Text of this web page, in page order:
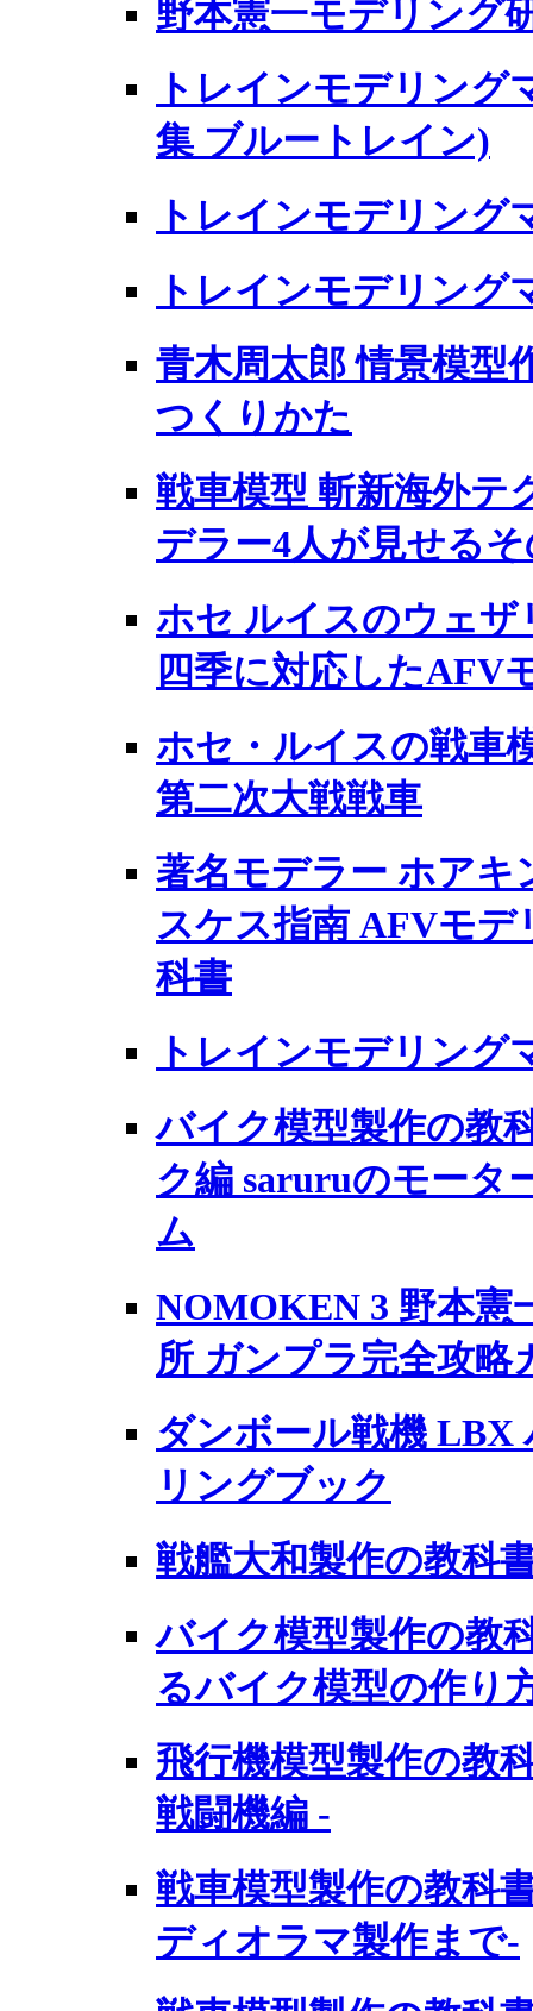
野本憲一モデリング
トレインモデリング
集 ブルートレイン)
トレインモデリング
トレインモデリング
青木周太郎 情景模型
つくりかた
戦車模型 斬新海外テ
デラー4人が見せる
ホセ ルイスのウェ
四季に対応したAFV
ホセ・ルイスの戦車
第二次大戦戦車
著名モデラー ホアキ
スケス指南 AFVモデ
科書
トレインモデリング
バイク模型製作の教
ク編 saruruのモータ
ム
NOMOKEN 3 野本憲
所 ガンプラ完全攻略
ダンボール戦機 LBX
リングブック
戦艦大和製作の教科
バイク模型製作の教
るバイク模型の作り
飛行機模型製作の教
戦闘機編 -
戦車模型製作の教科
ディオラマ製作まで-